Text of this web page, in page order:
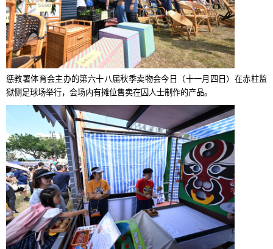
惩教署体育会主办的第六十八届秋季卖物会今日（十一月四日）在赤柱监
狱侧足球场举行，会场内有摊位售卖在囚人士制作的产品。